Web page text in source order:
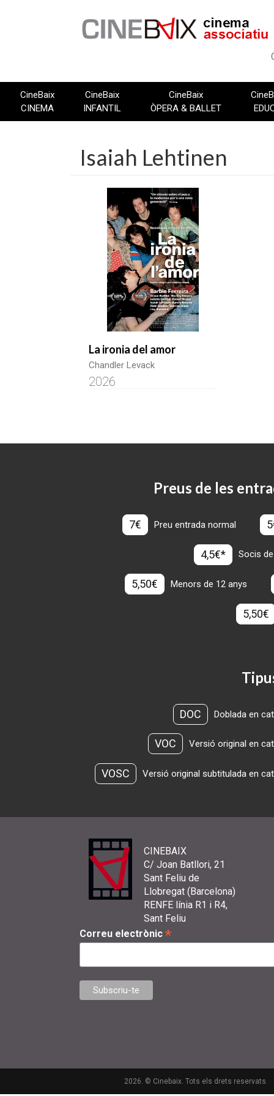
CineBaix
CINEMA
CineBaix
INFANTIL
CineBaix
ÒPERA & BALLET
Isaiah Lehtinen
La ironia del amor
Chandler Levack
2026
Preus de les
7€ Preu entrada normal
4,5€* Socis
5,50€ Menors de 12 anys
5,50€
DOC Doblada en
VOC Versió original en
VOSC Versió original subtitulada en
CINEBAIX
C/ Joan Batllori, 21
Sant Feliu de
Llobregat (Barcelona)
RENFE línia R1 i R4,
Sant Feliu
Correu electrònic *
2026. © Cinebaix. Tots els drets reservats.